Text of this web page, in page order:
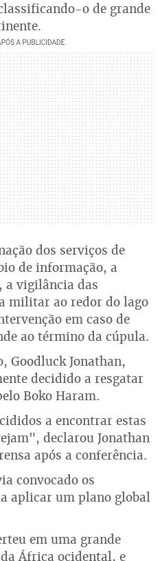
o de grande
dos serviços de
de informação, a
a vigilância das
militar ao redor do lago
em caso de
ao término da cúpula.
Goodluck Jonathan,
decidido a resgatar
Boko Haram.
a encontrar estas
declarou Jonathan
após a conferência.
convocado os
aplicar um plano global
em uma grande
África ocidental, e